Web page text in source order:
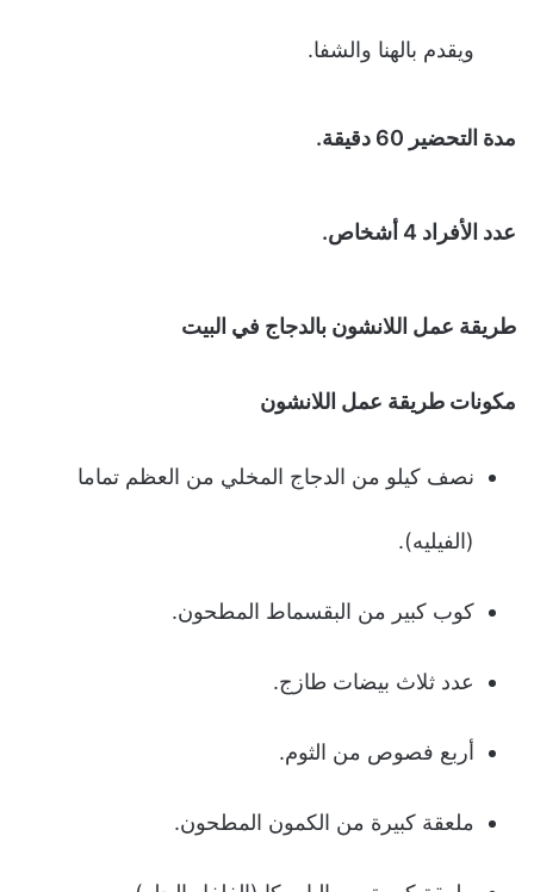
ويقدم بالهنا والشفا.
مدة التحضير 60 دقيقة.
عدد الأفراد 4 أشخاص.
طريقة عمل اللانشون بالدجاج في البيت
مكونات طريقة عمل اللانشون
نصف كيلو من الدجاج المخلي من العظم تماما
(الفيليه).
كوب كبير من البقسماط المطحون.
عدد ثلاث بيضات طازج.
أربع فصوص من الثوم.
ملعقة كبيرة من الكمون المطحون.